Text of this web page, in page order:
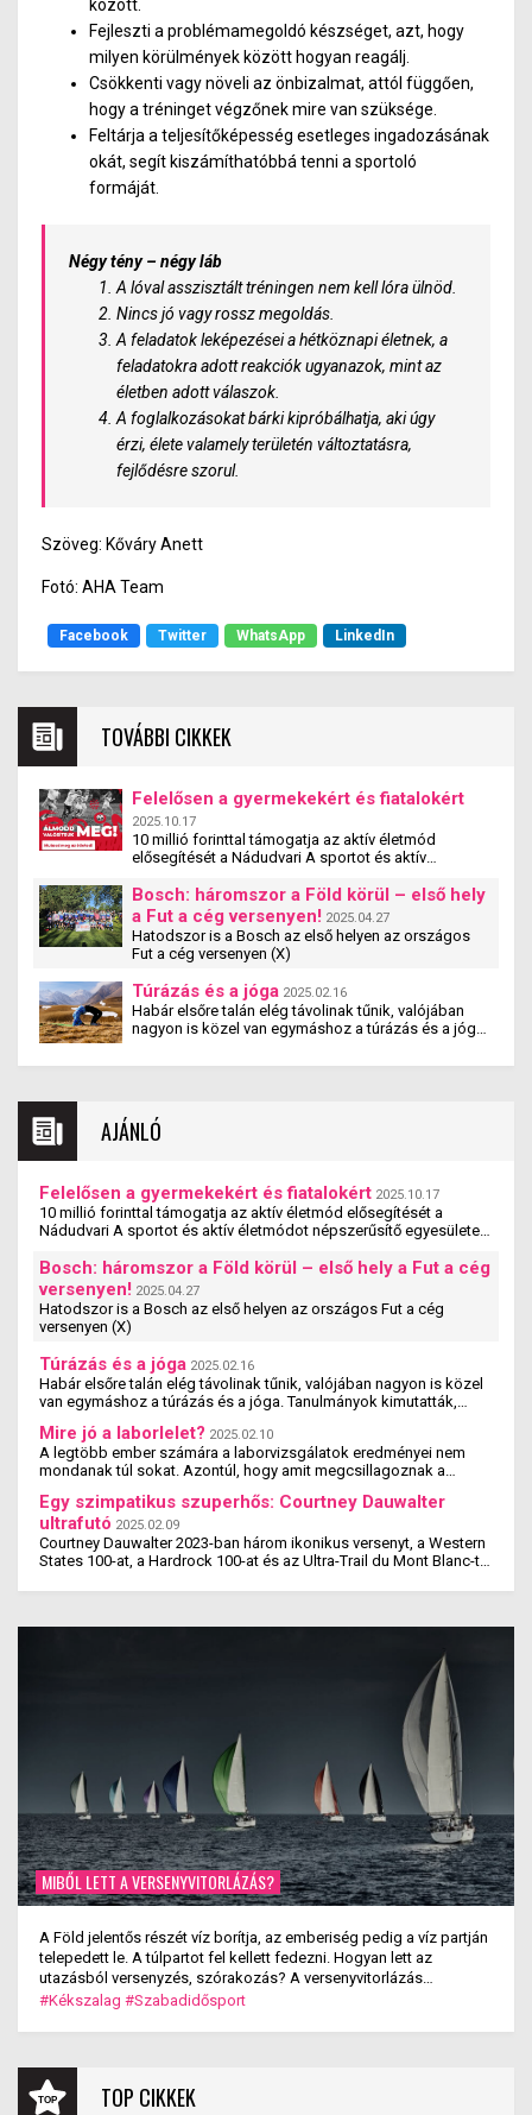
között.
Fejleszti a problémamegoldó készséget, azt, hogy
milyen körülmények között hogyan reagálj.
Csökkenti vagy növeli az önbizalmat, attól függően,
hogy a tréninget végzőnek mire van szüksége.
Feltárja a teljesítőképesség esetleges ingadozásának
okát, segít kiszámíthatóbbá tenni a sportoló
formáját.
Négy tény – négy láb
A lóval asszisztált tréningen nem kell lóra ülnöd.
Nincs jó vagy rossz megoldás.
A feladatok leképezései a hétköznapi életnek, a
feladatokra adott reakciók ugyanazok, mint az
életben adott válaszok.
A foglalkozásokat bárki kipróbálhatja, aki úgy
érzi, élete valamely területén változtatásra,
fejlődésre szorul.
Szöveg: Kőváry Anett
Fotó: AHA Team
Facebook Twitter WhatsApp LinkedIn
TOVÁBBI CIKKEK
Felelősen a gyermekekért és fiatalokért
2025.10.17
10 millió forinttal támogatja az aktív életmód
elősegítését a Nádudvari A sportot és aktív
iskolák szakmai tevékenységét támogatja a
Nádudvari hamarosan induló pályázata. A
#mitehetünktöbbet pályzat a cég társadalmi
felelősségvállalási programjának új eleme. A
pályázaton olyan magyarországi szervezetek
vehetnek részt, amelyek 5 és 25 év közötti fiatalok
számára biztosítják a rendszeres mozgás,
sportolás lehetőségét – jelentette be Nagy Ádám, a
Nádudvari Élelmiszer Kft. ügyvezető igazgatója.
Bosch: háromszor a Föld körül – első hely
a Fut a cég versenyen! 2025.04.27
Hatodszor is a Bosch az első helyen az országos
Fut a cég versenyen (X)
Túrázás és a jóga 2025.02.16
Habár elsőre talán elég távolinak tűnik, valójában
nagyon is közel van egymáshoz a túrázás és a jóga.
túrázás együtt nemcsak fizikai, hanem mentális
AJÁNLÓ
Felelősen a gyermekekért és fiatalokért 2025.10.17
10 millió forinttal támogatja az aktív életmód elősegítését a
Nádudvari A sportot és aktív életmódot népszerűsítő egyesületek,
Bosch: háromszor a Föld körül – első hely a Fut a cég
versenyen! 2025.04.27
Hatodszor is a Bosch az első helyen az országos Fut a cég
versenyen (X)
Túrázás és a jóga 2025.02.16
Habár elsőre talán elég távolinak tűnik, valójában nagyon is közel
van egymáshoz a túrázás és a jóga. Tanulmányok kimutatták,
Mire jó a laborlelet? 2025.02.10
A legtöbb ember számára a laborvizsgálatok eredményei nem
mondanak túl sokat. Azontúl, hogy amit megcsillagoznak a
Egy szimpatikus szuperhős: Courtney Dauwalter
ultrafutó 2025.02.09
Courtney Dauwalter 2023-ban három ikonikus versenyt, a Western
States 100-at, a Hardrock 100-at és az Ultra-Trail du Mont Blanc-t
MIBŐL LETT A VERSENYVITORLÁZÁS?
A Föld jelentős részét víz borítja, az emberiség pedig a víz partján
telepedett le. A túlpartot fel kellett fedezni. Hogyan lett az
utazásból versenyzés, szórakozás? A versenyvitorlázás
kialakulása.
#Kékszalag #Szabadidősport
TOP CIKKEK